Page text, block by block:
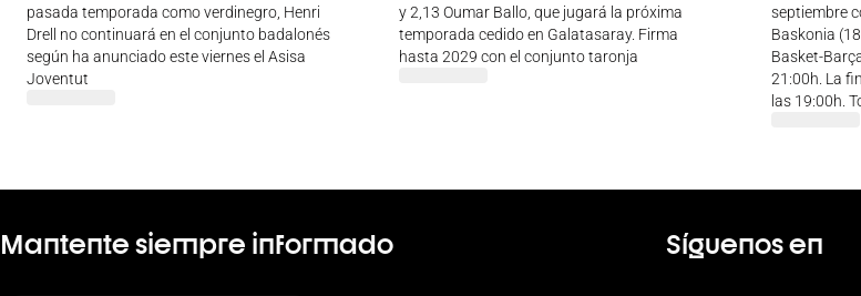
pasada temporada como verdinegro, Henri
Drell no continuará en el conjunto badalonés
según ha anunciado este viernes el Asisa
Joventut
y 2,13 Oumar Ballo, que jugará la próxima
temporada cedido en Galatasaray. Firma
hasta 2029 con el conjunto taronja
septiembre
Baskonia
Basket-
21:00h. La
las 19:00h.
Mantente siempre informado Síguenos en